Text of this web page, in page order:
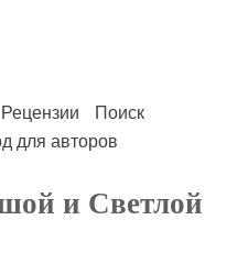
Рецензии
Поиск
для авторов
и Светлой